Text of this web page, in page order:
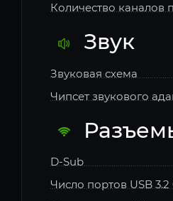
Количество каналов
Звук
Звуковая схема
Чипсет звукового
D-Sub
Число портов USB 3.2